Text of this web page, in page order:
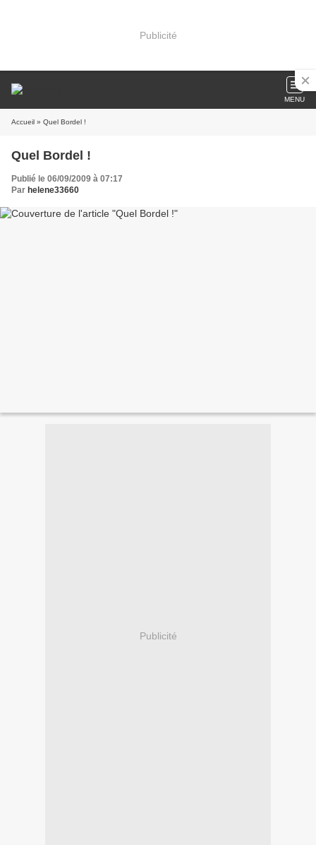
Publicité
MENU
Accueil » Quel Bordel !
Quel Bordel !
Publié le 06/09/2009 à 07:17
Par helene33660
Publicité